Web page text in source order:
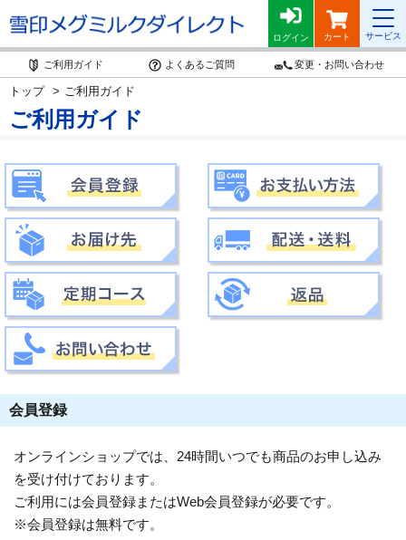
ログイン カート サービス
ご利用ガイド よくあるご質問 変更・お問い合わせ
トップ ご利用ガイド
ご利用ガイド
会員登録
オンラインショップでは、24時間いつでも商品のお申し込み
を受け付けております。
ご利用には会員登録またはWeb会員登録が必要です。
※会員登録は無料です。